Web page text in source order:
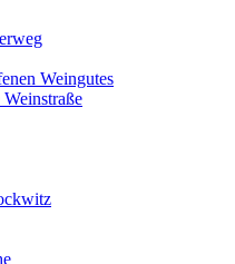
Weingutes
Weinstraße